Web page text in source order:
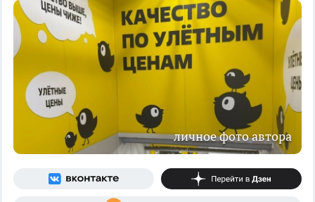
личное фото автора